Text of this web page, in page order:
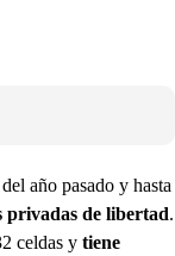
año pasado y hasta
privadas de libertad.
celdas y tiene